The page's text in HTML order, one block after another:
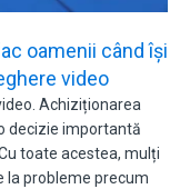
oamenii când își
video
Achiziționarea
decizie importantă
toate acestea, mulți
la probleme precum